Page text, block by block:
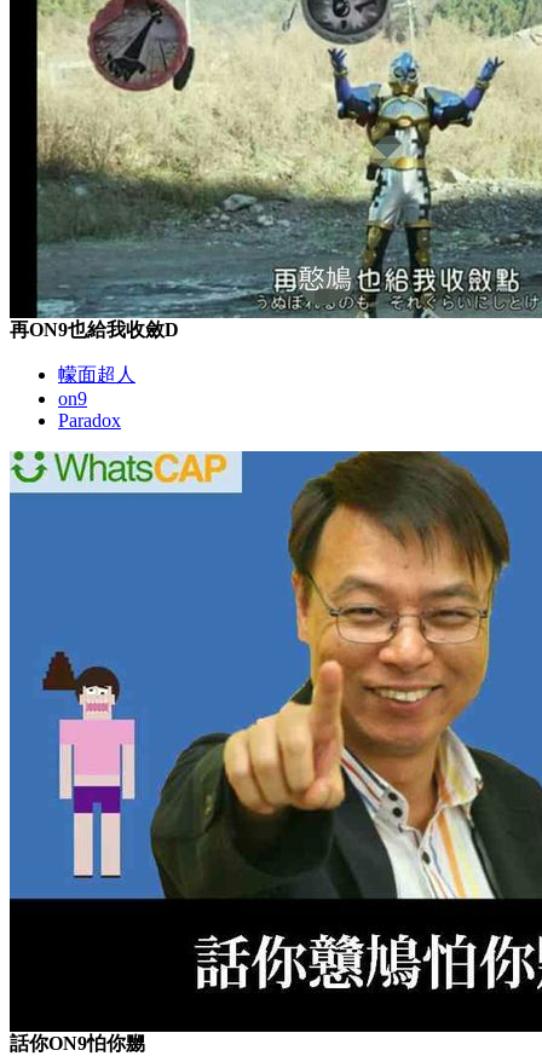
再ON9也給我收斂D
幪面超人
on9
Paradox
話你ON9怕你嬲